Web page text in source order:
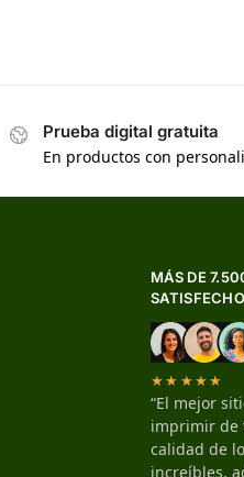
Prueba digital gratuita
En productos con
MÁS DE
★★★★★
“El mejor
imprimir de
calidad de
increíbles,